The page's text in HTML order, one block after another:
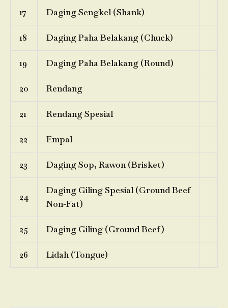
17 Daging Sengkel (Shank)
18 Daging Paha Belakang (Chuck)
19 Daging Paha Belakang (Round)
20 Rendang
21 Rendang Spesial
22 Empal
23 Daging Sop, Rawon (Brisket)
24
Daging Giling Spesial (Ground Beef
Non-Fat)
25 Daging Giling (Ground Beef)
26 Lidah (Tongue)